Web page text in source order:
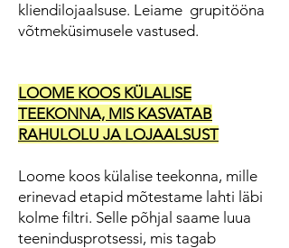
kliendilojaalsuse. Leiame grupitööna
võtmeküsimusele vastused.
LOOME KOOS KÜLALISE
TEEKONNA, MIS KASVATAB
RAHULOLU JA LOJAALSUST
Loome koos külalise teekonna, mille
erinevad etapid mõtestame lahti läbi
kolme filtri. Selle põhjal saame luua
teenindusprotsessi, mis tagab